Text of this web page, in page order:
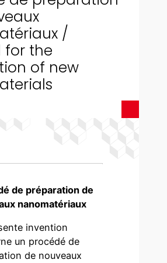
/
for the
of new
de préparation de
nanomatériaux
invention
un procédé de
de nouveaux